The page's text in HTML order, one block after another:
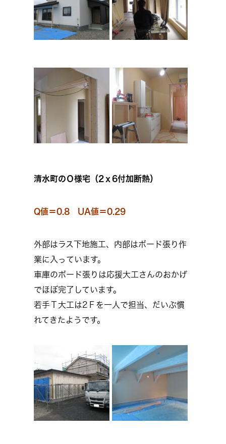
清水町のＯ様宅（2ｘ6付加断熱）
Q値＝0.8 UA値＝0.29
外部はラス下地施工、内部はボード張り作
業に入っています。
車庫のボード張りは応援大工さんのおかげ
でほぼ完了しています。
若手Ｔ大工は2Ｆを一人で担当、だいぶ慣
れてきたようです。